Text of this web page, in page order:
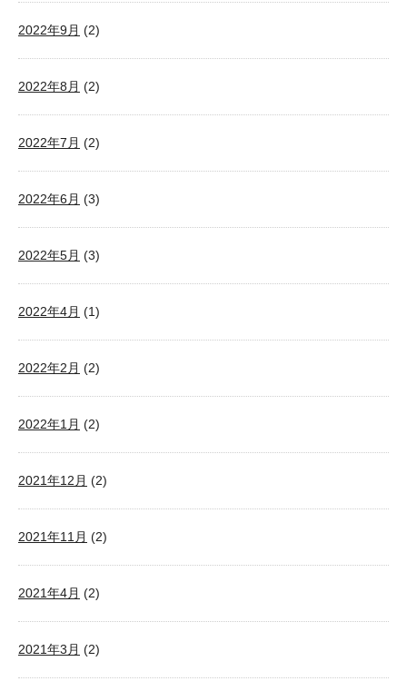
2022年9月 (2)
2022年8月 (2)
2022年7月 (2)
2022年6月 (3)
2022年5月 (3)
2022年4月 (1)
2022年2月 (2)
2022年1月 (2)
2021年12月 (2)
2021年11月 (2)
2021年4月 (2)
2021年3月 (2)